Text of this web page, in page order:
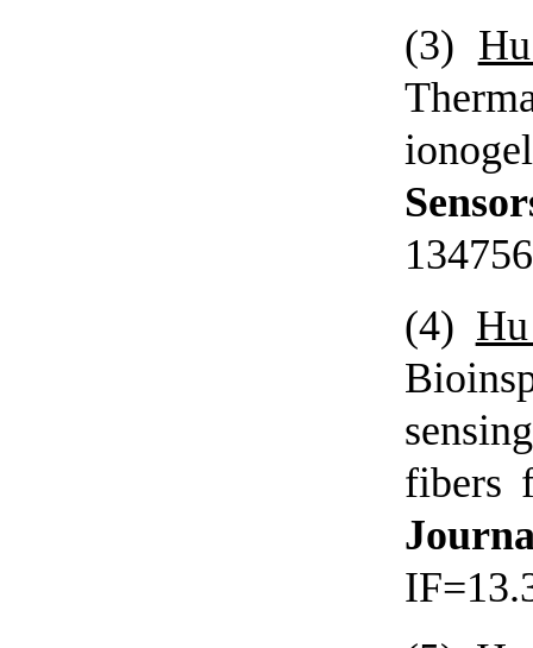
(3)
(4)
fibers